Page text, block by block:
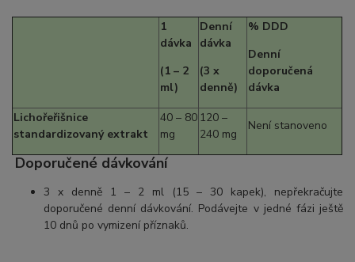
1
dávka
(1 – 2
ml)
Denní
dávka
(3 x
denně)
% DDD
Denní
doporučená
dávka
Lichořeřišnice
standardizovaný extrakt
40 – 80
mg
120 –
240 mg
Není stanoveno
Doporučené dávkování
3 x denně 1 – 2 ml (15 – 30 kapek), nepřekračujte
doporučené denní dávkování. Podávejte v jedné fázi ještě
10 dnů po vymizení příznaků.